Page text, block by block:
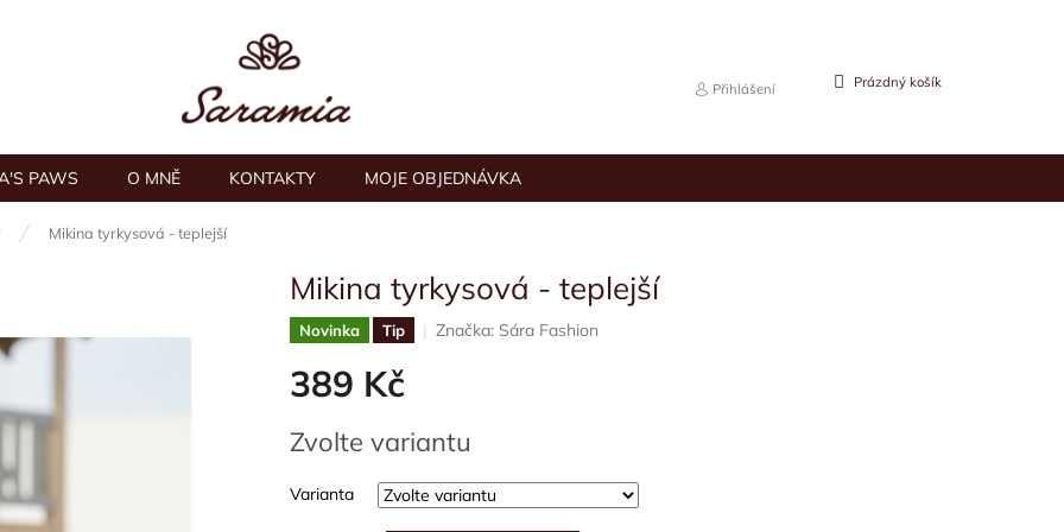
Přihlášení
NÁKUPNÍ
Prázdný košík
PAWS O MNĚ KONTAKTY MOJE OBJEDNÁVKA
Mikina tyrkysová - teplejší
Mikina tyrkysová - teplejší
Novinka Tip Značka: Sára Fashion
389 Kč
cena:
Zvolte variantu
Varianta